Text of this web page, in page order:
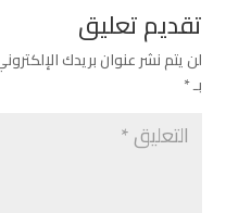
تقديم تعليق
لن يتم نشر عنوان بريدك
بـ*